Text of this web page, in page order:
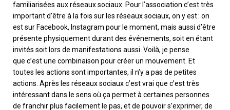
familiarisées aux réseaux sociaux. Pour l’association c’est très
important d’être à la fois sur les réseaux sociaux, on y est : on
est sur Facebook, Instagram pour le moment, mais aussi d’être
présente physiquement durant des événements, soit en étant
invités soit lors de manifestations aussi . Voilà, je pense
que c’est une combinaison pour créer un mouvement. Et
toutes les actions sont importantes, il n’y a pas de petites
actions. Après les réseaux sociaux c’est vrai que c’est très
intéressant dans le sens où ça permet à certaines personnes
de franchir plus facilement le pas, et de pouvoir s’exprimer, de